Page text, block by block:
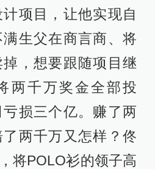
项目，让他实现自
生父在商言商、将
，想要跟随项目继
两千万奖金全部投
损三个亿。赚了两
两千万又怎样？佟
将POLO衫的领子高